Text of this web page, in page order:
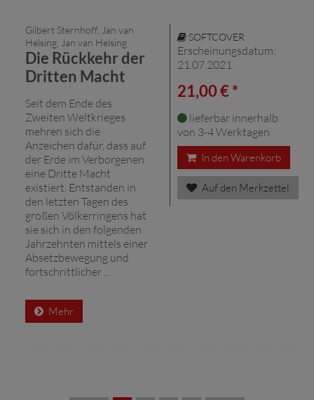
Gilbert Sternhoff, Jan van
Helsing, Jan van Helsing
Die Rückkehr der
Dritten Macht
Seit dem Ende des
Zweiten Weltkrieges
mehren sich die
Anzeichen dafür, dass auf
der Erde im Verborgenen
eine Dritte Macht
existiert. Entstanden in
den letzten Tagen des
großen Völkerringens hat
sie sich in den folgenden
Jahrzehnten mittels einer
Absetzbewegung und
fortschrittlicher ...
Mehr
SOFTCOVER
Erscheinungsdatum:
21.07.2021
21,00 € *
lieferbar innerhalb
von 3-4 Werktagen
In den Warenkorb
Auf den Merkzettel